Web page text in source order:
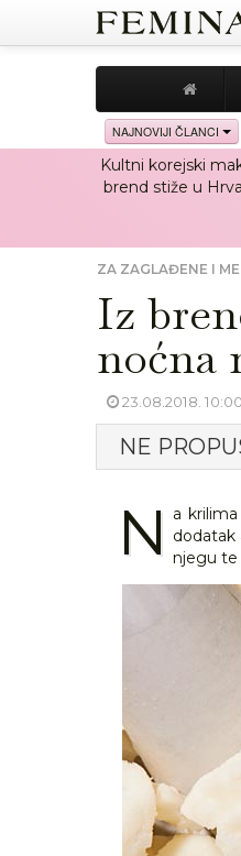
NAJNOVIJI ČLANCI
Kultni korejski
brend stiže u
ZA ZAGLAĐENE I
Iz
noćna
23.08.2018. 10:00
NE
N a
dodatak
njegu te